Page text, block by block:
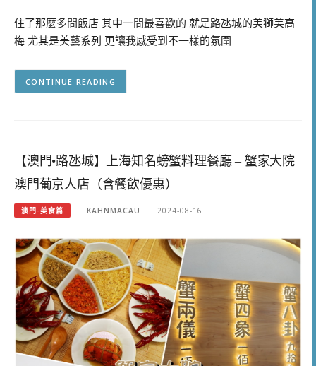
住了那麼多間飯店 其中一間最喜歡的 就是路氹城的美獅美高
梅 尤其是美藝系列 更讓我感受到不一樣的氛圍
CONTINUE READING
【澳門•路氹城】上海知名螃蟹料理餐廳 – 蟹家大院
澳門葡京人店（含餐飲優惠）
澳門-美食篇 KAHNMACAU 2024-08-16